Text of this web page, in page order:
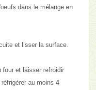
dans le mélange en
et lisser la surface.
four et laisser refroidir
au moins 4